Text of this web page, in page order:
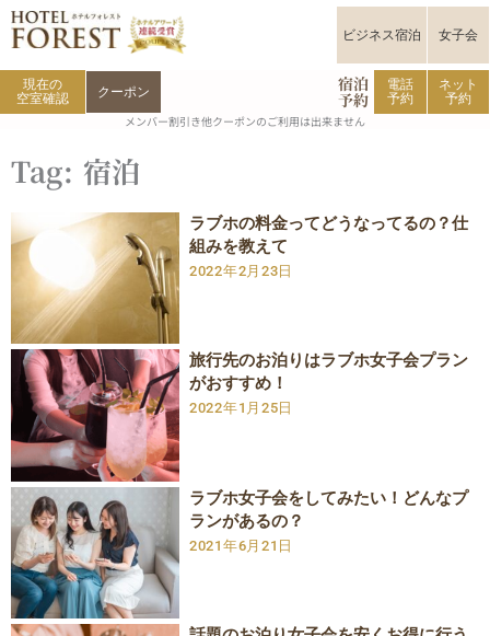
内
容
ビジネス宿泊 女子会
現在の
空室確認
クーポン 宿泊
予約
電話
予約
ネット
予約
メンバー割引き他クーポンのご利用は出来ません
Tag: 宿泊
ラブホの料金ってどうなってるの？仕
組みを教えて
2022年2月23日
旅行先のお泊りはラブホ女子会プラン
がおすすめ！
2022年1月25日
ラブホ女子会をしてみたい！どんなプ
ランがあるの？
2021年6月21日